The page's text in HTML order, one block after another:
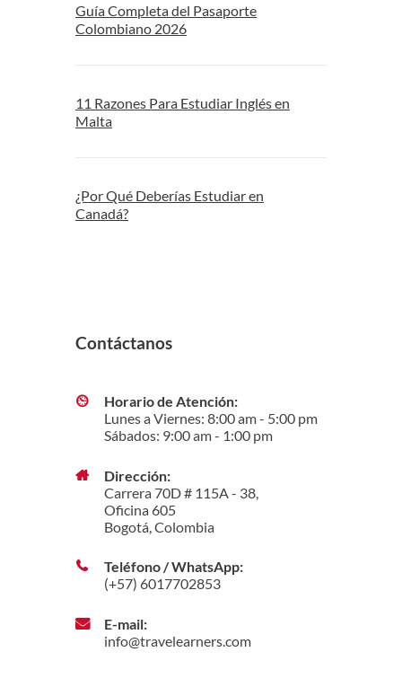
Guía Completa del Pasaporte
Colombiano 2026
11 Razones Para Estudiar Inglés en
Malta
¿Por Qué Deberías Estudiar en
Canadá?
Contáctanos
Horario de Atención:
Lunes a Viernes: 8:00 am - 5:00 pm
Sábados: 9:00 am - 1:00 pm
Dirección:
Carrera 70D # 115A - 38,
Oficina 605
Bogotá, Colombia
Teléfono / WhatsApp:
(+57) 6017702853
E-mail:
info@travelearners.com